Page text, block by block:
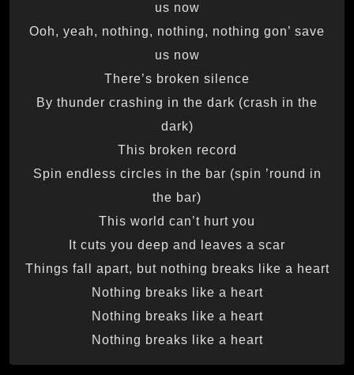
us now
Ooh, yeah, nothing, nothing, nothing gon’ save
us now
There’s broken silence
By thunder crashing in the dark (crash in the
dark)
This broken record
Spin endless circles in the bar (spin ’round in
the bar)
This world can’t hurt you
It cuts you deep and leaves a scar
Things fall apart, but nothing breaks like a heart
Nothing breaks like a heart
Nothing breaks like a heart
Nothing breaks like a heart